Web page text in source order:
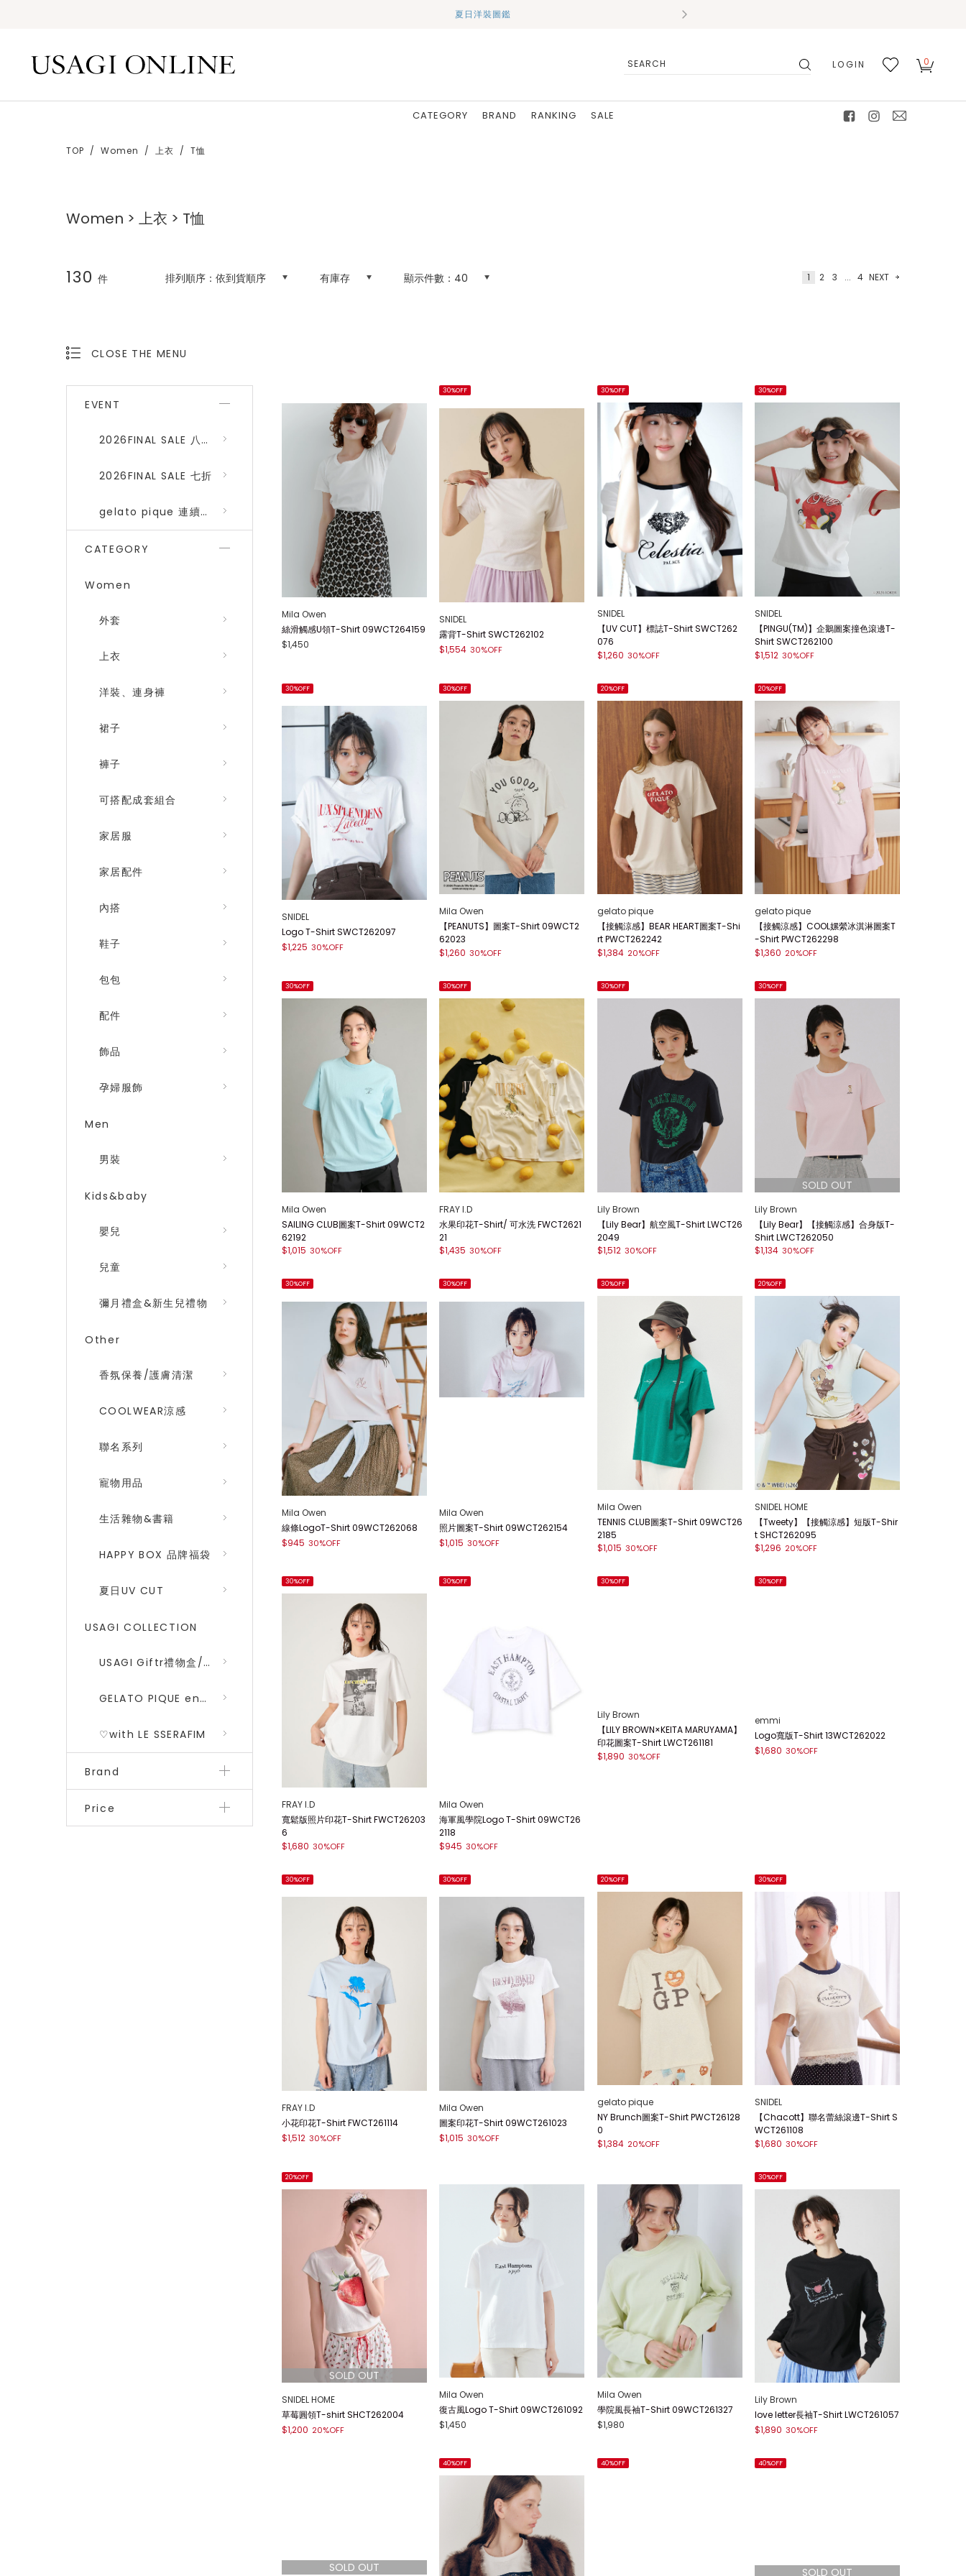
夏日洋裝圖鑑
LOGIN 0
CATEGORY BRAND RANKING
SALE
TOP Women 上衣 T恤
Women > 上衣 > T恤
130 件 排列順序： 依到貨順序 有庫存 顯示件數： 40 1 2 3 ... 4 NEXT
CLOSE THE MENU
EVENT
2026FINAL SALE 八折 (gelato pique、SNIDEL HOME)
2026FINAL SALE 七折
gelato pique 連續品番八折
CATEGORY
Women
外套
上衣
洋裝、連身褲
裙子
褲子
可搭配成套組合
家居服
家居配件
內搭
鞋子
包包
配件
飾品
孕婦服飾
Men
男裝
Kids&baby
嬰兒
兒童
彌月禮盒&新生兒禮物
Other
香氛保養/護膚清潔
COOLWEAR涼感
聯名系列
寵物用品
生活雜物&書籍
HAPPY BOX 品牌福袋
夏日UV CUT
USAGI COLLECTION
USAGI Giftr禮物盒/包裝盒
GELATO PIQUE encounters DRAGON QUEST 勇者鬥惡龍 二彈
♡with LE SSERAFIM
Brand
Price
Mila Owen
絲滑觸感U領T-Shirt 09WCT264159
$1,450
30%OFF
SNIDEL
露背T-Shirt SWCT262102
$1,554 30%OFF
30%OFF
SNIDEL
【UV CUT】標誌T-Shirt SWCT262
076
$1,260 30%OFF
30%OFF
SNIDEL
【PINGU(TM)】企鵝圖案撞色滾邊T-
Shirt SWCT262100
$1,512 30%OFF
30%OFF
SNIDEL
Logo T-Shirt SWCT262097
$1,225 30%OFF
30%OFF
Mila Owen
【PEANUTS】圖案T-Shirt 09WCT2
62023
$1,260 30%OFF
20%OFF
gelato pique
【接觸涼感】BEAR HEART圖案T-Shi
rt PWCT262242
$1,384 20%OFF
20%OFF
gelato pique
【接觸涼感】COOL嫘縈冰淇淋圖案T
-Shirt PWCT262298
$1,360 20%OFF
30%OFF
Mila Owen
SAILING CLUB圖案T-Shirt 09WCT2
62192
$1,015 30%OFF
30%OFF
FRAY I.D
水果印花T-Shirt/ 可水洗 FWCT2621
21
$1,435 30%OFF
30%OFF
Lily Brown
【Lily Bear】航空風T-Shirt LWCT26
2049
$1,512 30%OFF
30%OFF
Lily Brown
【Lily Bear】【接觸涼感】合身版T-
Shirt LWCT262050
$1,134 30%OFF
30%OFF
Mila Owen
線條LogoT-Shirt 09WCT262068
$945 30%OFF
30%OFF
Mila Owen
照片圖案T-Shirt 09WCT262154
$1,015 30%OFF
30%OFF
Mila Owen
TENNIS CLUB圖案T-Shirt 09WCT26
2185
$1,015 30%OFF
20%OFF
SNIDEL HOME
【Tweety】【接觸涼感】短版T-Shir
t SHCT262095
$1,296 20%OFF
30%OFF
FRAY I.D
寬鬆版照片印花T-Shirt FWCT26203
6
$1,680 30%OFF
30%OFF
Mila Owen
海軍風學院Logo T-Shirt 09WCT26
2118
$945 30%OFF
30%OFF 30%OFF
30%OFF
FRAY I.D
小花印花T-Shirt FWCT261114
$1,512 30%OFF
30%OFF
Mila Owen
圖案印花T-Shirt 09WCT261023
$1,015 30%OFF
20%OFF
gelato pique
NY Brunch圖案T-Shirt PWCT26128
0
$1,384 20%OFF
30%OFF
SNIDEL
【Chacott】聯名蕾絲滾邊T-Shirt S
WCT261108
$1,680 30%OFF
20%OFF
SNIDEL HOME
草莓圓領T-shirt SHCT262004
$1,200 20%OFF
Mila Owen
復古風Logo T-Shirt 09WCT261092
$1,450
Mila Owen
學院風長袖T-Shirt 09WCT261327
$1,980
30%OFF
Lily Brown
love letter長袖T-Shirt LWCT261057
$1,890 30%OFF
40%OFF 40%OFF 40%OFF